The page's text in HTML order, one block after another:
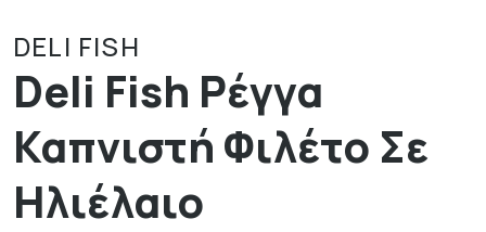
DELI FISH
Deli Fish Ρέγγα
Καπνιστή Φιλέτο Σε
Ηλιέλαιο